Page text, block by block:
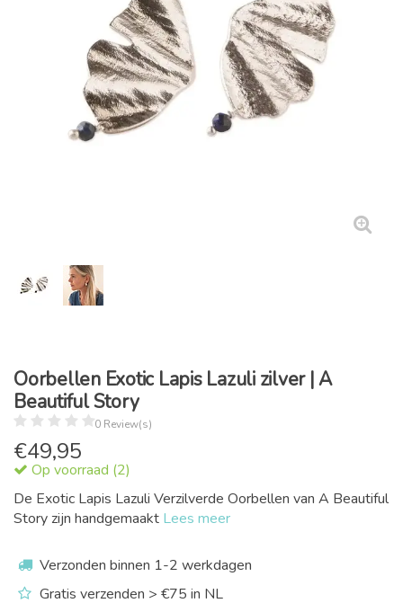
Oorbellen Exotic Lapis Lazuli zilver | A
Beautiful Story
0 Review(s)
€49,95
Op voorraad (2)
De Exotic Lapis Lazuli Verzilverde Oorbellen van A Beautiful
Story zijn handgemaakt Lees meer
Verzonden binnen 1-2 werkdagen
Gratis verzenden > €75 in NL